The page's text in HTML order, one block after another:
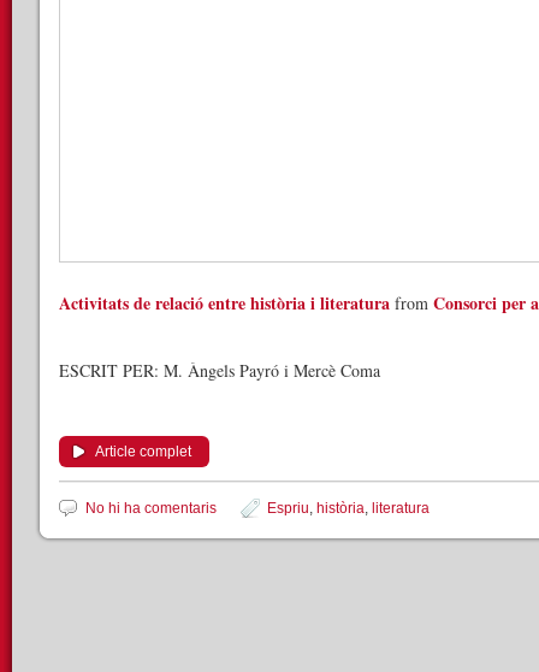
Activitats de relació entre història i literatura from Consorci per
ESCRIT PER: M. Àngels Payró i Mercè Coma
Article complet
No hi ha comentaris Espriu, història, literatura